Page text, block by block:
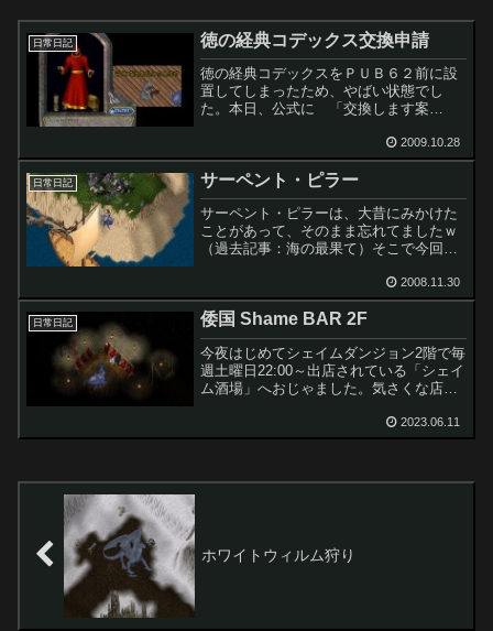
日常日記 徳の経典コデックス交換申請
徳の経典コデックスをＰＵＢ６２前に設
置してしまったため、やばい状態でし
た。本日、公式に 「交換します案
ル！いつもは、左下にチャットが出て話
しして、対処してもらって終わりなんだ
けど、今回はタイミングよくチャッ...
2009.10.28
日常日記 サーペント・ピラー
サーペント・ピラーは、大昔にみかけた
ことがあって、そのまま忘れてましたｗ
（過去記事：海の最果て）そこで今回サ
ーさんとメルさんを誘って３人で、サー
ペント・ピラーへ冒険にでかけました。
ジェローム港から、でかけ...
2008.11.30
日常日記 倭国 Shame BAR 2F
今夜はじめてシェイムダンジョン2階で毎
週土曜日22:00～出店されている「シェイ
ム酒場」へおじゃました。気さくな店主
っていた。長く店舗運営しているのはほ
んとにすごいね。これからもがんばっ
2023.06.11
ホワイトウィルム狩り